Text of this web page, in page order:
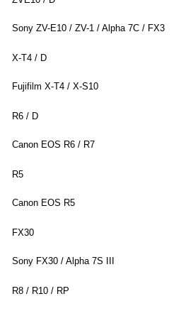
Sony ZV-E10 / ZV-1 / Alpha 7C / FX3
X-T4 / D
Fujifilm X-T4 / X-S10
R6 / D
Canon EOS R6 / R7
R5
Canon EOS R5
FX30
Sony FX30 / Alpha 7S III
R8 / R10 / RP